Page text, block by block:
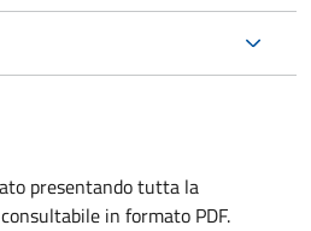
presentando tutta la
in formato PDF.